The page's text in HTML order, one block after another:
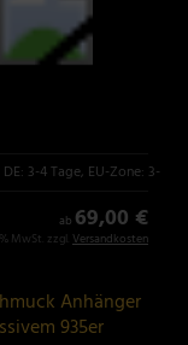
DE: 3-4 Tage, EU-Zone: 3-6
ab 69,00 €
MwSt. zzgl. Versandkosten
Anhänger
935er